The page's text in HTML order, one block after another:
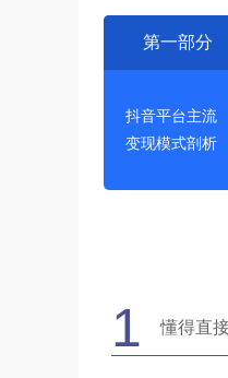
第一部分
抖音平台主流
变现模式剖析
1 懂得直